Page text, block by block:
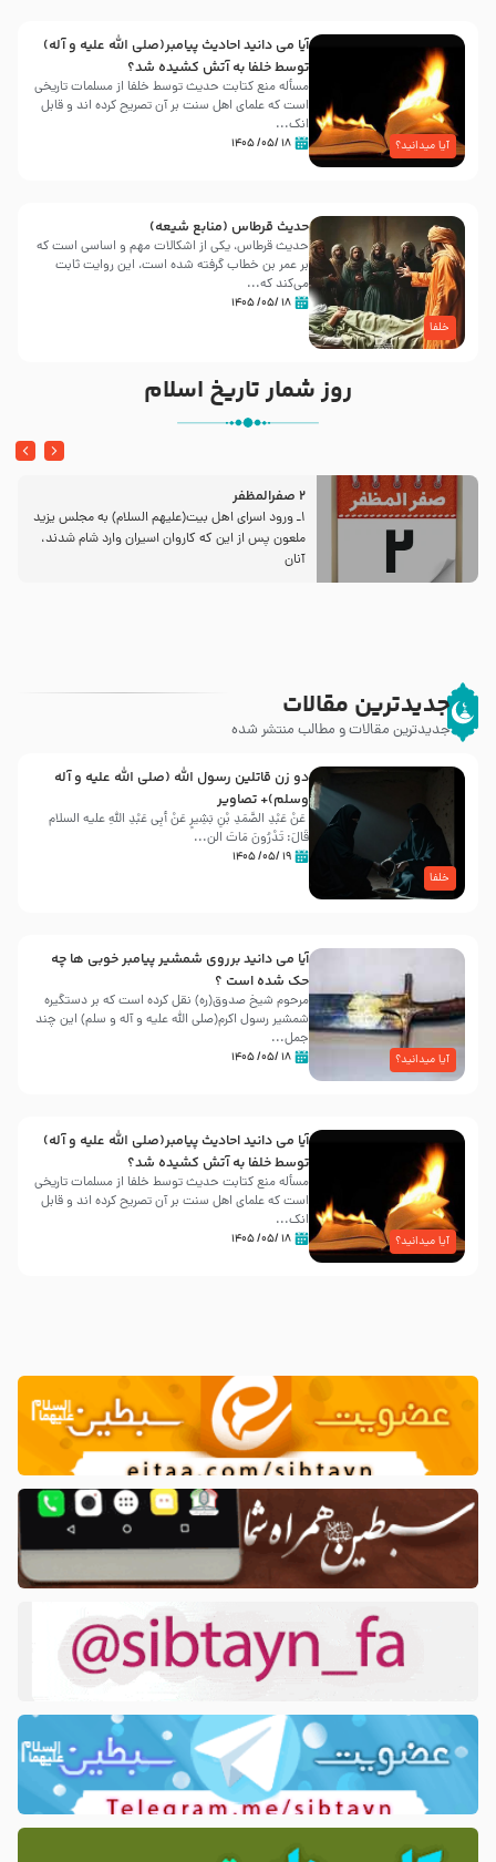
آیا میدانید؟
آیا می دانید احادیث پیامبر(صلی الله علیه و آله)
توسط خلفا به آتش کشیده شد؟
مسأله منع کتابت حدیث توسط خلفا از مسلمات تاریخی
است که علمای اهل سنت بر آن تصریح کرده اند و قابل
انک...
۱۸ /۰۵/ ۱۴۰۵
خلفا
حدیث قرطاس (منابع شیعه)
حدیث قرطاس، یکی از اشکالات مهم و اساسی است که
بر عمر بن خطاب گرفته شده است، این روایت ثابت
می‌کند که...
۱۸ /۰۵/ ۱۴۰۵
روز شمار تاریخ اسلام
2 صفرالمظفر
1ـ ورود اسراى اهل بیت‌(علیهم السلام) به مجلس یزید
ملعون پس از این كه كاروان اسیران وارد شام شدند،
آنان
جدیدترین مقالات
جدیدترین مقالات و مطالب منتشر شده
خلفا
دو زن قاتلين رسول الله (صلى‌ الله‌ علیه‌ و آله‌
وسلم)+ تصاویر
عَنْ عَبْدِ الصَّمَدِ بْنِ بَشِیرٍ عَنْ أَبِی عَبْدِ اللَّهِ علیه السلام
قَالَ: تَدْرُونَ مَاتَ الن...
۱۹ /۰۵/ ۱۴۰۵
آیا میدانید؟
آیا می دانید برروی شمشیر پیامبر خوبی ها چه
حک شده است ؟
مرحوم شیخ صدوق(ره) نقل کرده است که بر دستگیره
شمشیر رسول اکرم(صلی الله علیه و آله و سلم) این چند
جمل...
۱۸ /۰۵/ ۱۴۰۵
آیا میدانید؟
آیا می دانید احادیث پیامبر(صلی الله علیه و آله)
توسط خلفا به آتش کشیده شد؟
مسأله منع کتابت حدیث توسط خلفا از مسلمات تاریخی
است که علمای اهل سنت بر آن تصریح کرده اند و قابل
انک...
۱۸ /۰۵/ ۱۴۰۵